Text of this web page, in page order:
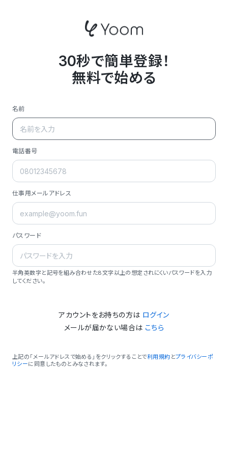
30秒で簡単登録！
無料で始める
名前
電話番号
仕事用メールアドレス
パスワード
半角英数字と記号を組み合わせた8文字以上の想定されにくいパスワードを入力
してください。
アカウントをお持ちの方は ログイン
メールが届かない場合は こちら
上記の「メールアドレスで始める」をクリックすることで利用規約 とプライバシーポ
リシーに同意したものとみなされます。